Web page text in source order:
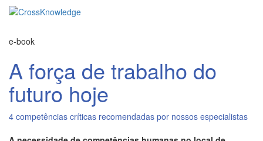
e-book
A força de trabalho do
futuro hoje
4 competências críticas recomendadas por nossos especialistas